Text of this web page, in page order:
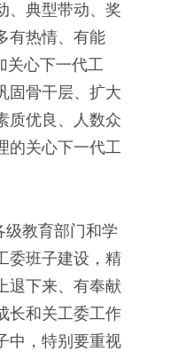
、典型带动、奖
有热情、有能
关心下一代工
固骨干层、扩大
质优良、人数众
的关心下一代工
教育部门和学
委班子建设，精
退下来、有奉献
长和关工委工作
中，特别要重视